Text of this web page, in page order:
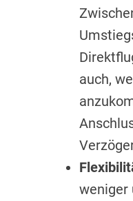
auch,
weniger